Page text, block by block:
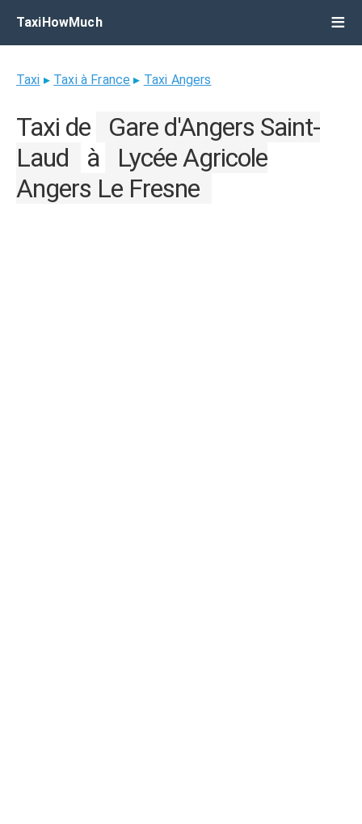
TaxiHowMuch
Taxi ▸ Taxi à France ▸ Taxi Angers
Taxi de
Gare d'Angers Saint-
Laud
à
Lycée Agricole
Angers Le Fresne